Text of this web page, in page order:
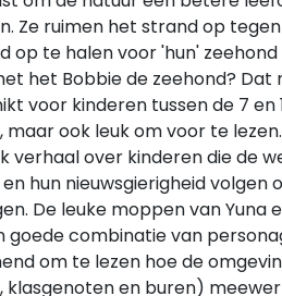
Ze ruimen het strand op
op te halen voor 'hun' zeehond
het Bobbie de zeehond? Dat
voor kinderen tussen de 7 en
maar ook leuk om voor te
verhaal over kinderen die de
hun nieuwsgierigheid volgen
De leuke moppen van Yuna
goede combinatie van
om te lezen hoe de
klasgenoten en buren)